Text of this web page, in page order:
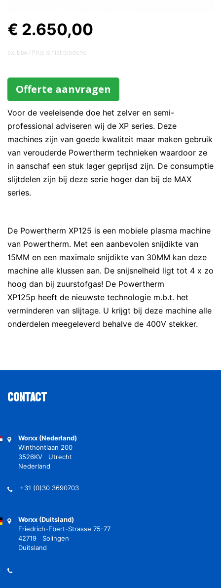
€ 2.650,00
ex. btw / Prijs is niet bindend
Offerte aanvragen
Voor de veeleisende doe het zelver en semi-
professional adviseren wij de XP series. Deze
machines zijn van goede kwaliteit maar maken gebruik
van verouderde Powertherm technieken waardoor ze
in aanschaf een stuk lager geprijsd zijn. De consumptie
slijtdelen zijn bij deze serie hoger dan bij de MAX
series.
De Powertherm XP125 is een mobiele plasma machine
van Powertherm. Met een aanbevolen snijdikte van
15MM en een maximale snijdikte van 30MM kan deze
machine alle klussen aan. De snijsnelheid ligt tot 4 x zo
hoog dan bij zuurstofgas! De Powertherm
XP125p heeft de nieuwste technologie m.b.t. het
verminderen van slijtage. U krijgt bij deze machine alle
onderdelen meegeleverd behalve de 400V stekker.
Contact
Worxx (Nederland)
Winthontlaan 200
3526KV Utrecht
Nederland
+31 (0)30 3690703
Worxx (Duitsland)
Friedrich-Ebert-Strasse 75-77
42719 Solingen
Duitsland